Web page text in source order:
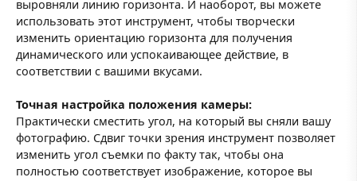
выровняли линию горизонта. И наоборот, вы можете
использовать этот инструмент, чтобы творчески
изменить ориентацию горизонта для получения
динамического или успокаивающее действие, в
соответствии с вашими вкусами.
Точная настройка положения камеры:
Практически сместить угол, на который вы сняли вашу
фотографию. Сдвиг точки зрения инструмент позволяет
изменить угол съемки по факту так, чтобы она
полностью соответствует изображение, которое вы